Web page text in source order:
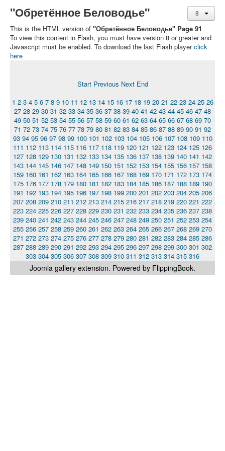
"Обретённое Беловодье"
This is the HTML version of "Обретённое Беловодье" Page 91
To view this content in Flash, you must have version 8 or greater and
Javascript must be enabled. To download the last Flash playerclick
here
Start Previous Next End
1 2 3 4 5 6 7 8 9 10 11 12 13 14 15 16 17 18 19 20 21 22 23 24 25 26
27 28 29 30 31 32 33 34 35 36 37 38 39 40 41 42 43 44 45 46 47 48
49 50 51 52 53 54 55 56 57 58 59 60 61 62 63 64 65 66 67 68 69 70
71 72 73 74 75 76 77 78 79 80 81 82 83 84 85 86 87 88 89 90 91 92
93 94 95 96 97 98 99 100 101 102 103 104 105 106 107 108 109 110
111 112 113 114 115 116 117 118 119 120 121 122 123 124 125 126
127 128 129 130 131 132 133 134 135 136 137 138 139 140 141 142
143 144 145 146 147 148 149 150 151 152 153 154 155 156 157 158
159 160 161 162 163 164 165 166 167 168 169 170 171 172 173 174
175 176 177 178 179 180 181 182 183 184 185 186 187 188 189 190
191 192 193 194 195 196 197 198 199 200 201 202 203 204 205 206
207 208 209 210 211 212 213 214 215 216 217 218 219 220 221 222
223 224 225 226 227 228 229 230 231 232 233 234 235 236 237 238
239 240 241 242 243 244 245 246 247 248 249 250 251 252 253 254
255 256 257 258 259 260 261 262 263 264 265 266 267 268 269 270
271 272 273 274 275 276 277 278 279 280 281 282 283 284 285 286
287 288 289 290 291 292 293 294 295 296 297 298 299 300 301 302
303 304 305 306 307 308 309 310 311 312 313 314 315 316
Joomla gallery extension. Powered by FlippingBook.